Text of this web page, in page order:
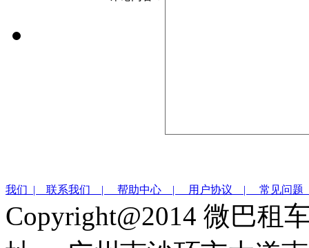
我们 | 联系我们 | 帮助中心 | 用户协议 | 常见问
Copyright@2014 微巴